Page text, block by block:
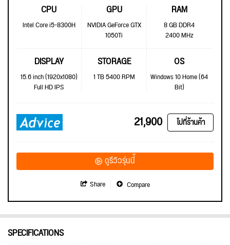
CPU
Intel Core i5-8300H
GPU
NVIDIA GeForce GTX
1050Ti
RAM
8 GB DDR4
2400 MHz
DISPLAY
15.6 inch (1920x1080)
Full HD IPS
STORAGE
1 TB 5400 RPM
OS
Windows 10 Home (64
Bit)
21,900 ไปที่ร้านค้า
ดูรีวิวรุ่นนี้
Share Compare
SPECIFICATIONS